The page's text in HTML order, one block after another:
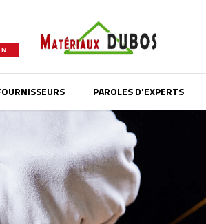
PAROLES D'EXPERTS